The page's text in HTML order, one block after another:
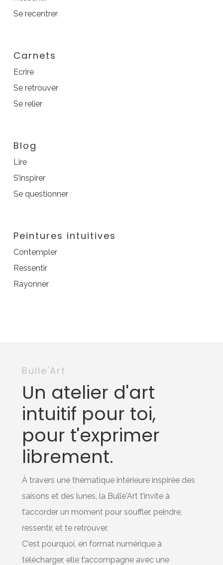
Se recentrer
Carnets
Ecrire
Se retrouver
Se relier
Blog
Lire
S’inspirer
Se questionner
Peintures intuitives
Contempler
Ressentir
Rayonner
Bulle'Art
Un atelier d'art
intuitif pour toi,
pour t'exprimer
librement.
À travers une thématique intérieure inspirée des
saisons et des lunes, la Bulle'Art t’invite à
t’accorder un moment pour souffler, peindre,
ressentir, et te retrouver.
C'est pourquoi, en format numérique à
télécharger, elle t’accompagne avec une